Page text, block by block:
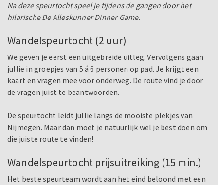
Na deze speurtocht speel je tijdens de gangen door het
hilarische De Alleskunner Dinner Game.
Wandelspeurtocht (2 uur)
We geven je eerst een uitgebreide uitleg. Vervolgens gaan
jullie in groepjes van 5 á 6 personen op pad. Je krijgt een
kaart en vragen mee voor onderweg. De route vind je door
de vragen juist te beantwoorden.
De speurtocht leidt jullie langs de mooiste plekjes van
Nijmegen. Maar dan moet je natuurlijk wel je best doen om
die juiste route te vinden!
Wandelspeurtocht prijsuitreiking (15 min.)
Het beste speurteam wordt aan het eind beloond met een